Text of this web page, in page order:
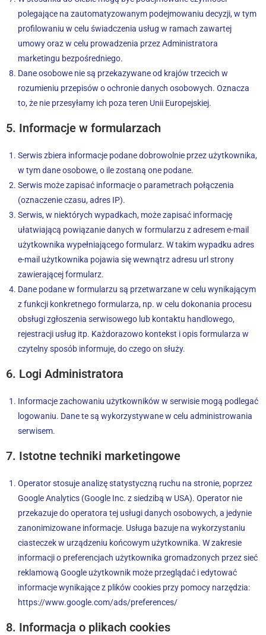
polegające na zautomatyzowanym podejmowaniu decyzji, w tym
profilowaniu w celu świadczenia usług w ramach zawartej
umowy oraz w celu prowadzenia przez Administratora
marketingu bezpośredniego.
Dane osobowe nie są przekazywane od krajów trzecich w
rozumieniu przepisów o ochronie danych osobowych. Oznacza
to, że nie przesyłamy ich poza teren Unii Europejskiej.
5. Informacje w formularzach
Serwis zbiera informacje podane dobrowolnie przez użytkownika,
w tym dane osobowe, o ile zostaną one podane.
Serwis może zapisać informacje o parametrach połączenia
(oznaczenie czasu, adres IP).
Serwis, w niektórych wypadkach, może zapisać informację
ułatwiającą powiązanie danych w formularzu z adresem e-mail
użytkownika wypełniającego formularz. W takim wypadku adres
e-mail użytkownika pojawia się wewnątrz adresu url strony
zawierającej formularz.
Dane podane w formularzu są przetwarzane w celu wynikającym
z funkcji konkretnego formularza, np. w celu dokonania procesu
obsługi zgłoszenia serwisowego lub kontaktu handlowego,
rejestracji usług itp. Każdorazowo kontekst i opis formularza w
czytelny sposób informuje, do czego on służy.
6. Logi Administratora
Informacje zachowaniu użytkowników w serwisie mogą podlegać
logowaniu. Dane te są wykorzystywane w celu administrowania
serwisem.
7. Istotne techniki marketingowe
Operator stosuje analizę statystyczną ruchu na stronie, poprzez
Google Analytics (Google Inc. z siedzibą w USA). Operator nie
przekazuje do operatora tej usługi danych osobowych, a jedynie
zanonimizowane informacje. Usługa bazuje na wykorzystaniu
ciasteczek w urządzeniu końcowym użytkownika. W zakresie
informacji o preferencjach użytkownika gromadzonych przez sieć
reklamową Google użytkownik może przeglądać i edytować
informacje wynikające z plików cookies przy pomocy narzędzia:
https://www.google.com/ads/preferences/
8. Informacja o plikach cookies